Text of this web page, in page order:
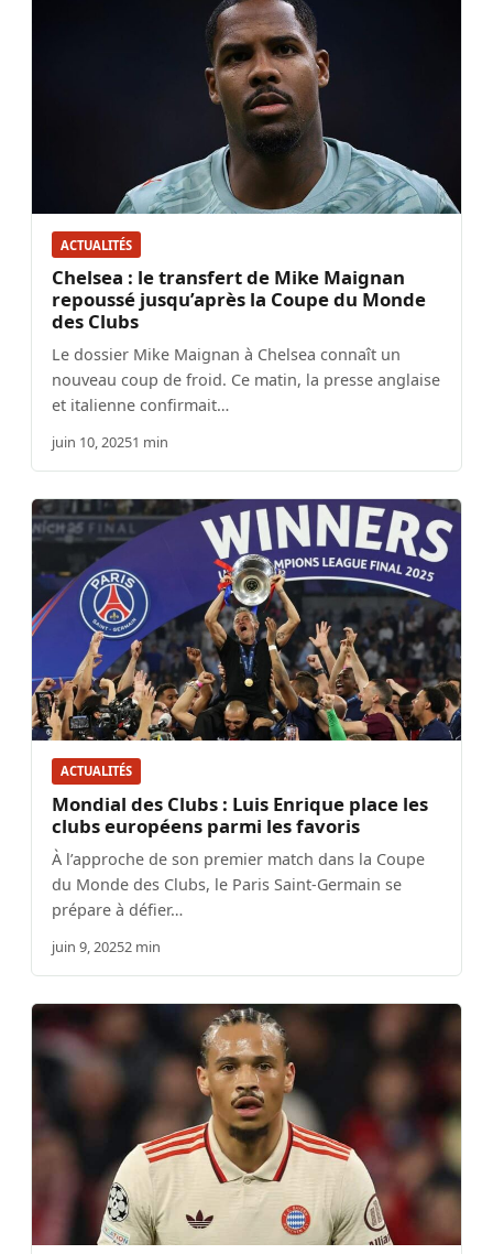
ACTUALITÉS
Chelsea : le transfert de Mike Maignan
repoussé jusqu’après la Coupe du Monde
des Clubs
Le dossier Mike Maignan à Chelsea connaît un
nouveau coup de froid. Ce matin, la presse anglaise
et italienne confirmait…
juin 10, 20251 min
ACTUALITÉS
Mondial des Clubs : Luis Enrique place les
clubs européens parmi les favoris
À l’approche de son premier match dans la Coupe
du Monde des Clubs, le Paris Saint-Germain se
prépare à défier…
juin 9, 20252 min